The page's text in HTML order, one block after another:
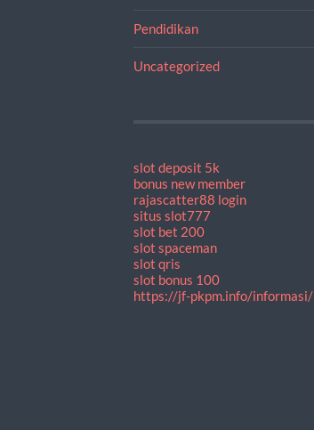
Pendidikan
Uncategorized
slot deposit 5k
bonus new member
rajascatter88 login
situs slot777
slot bet 200
slot spaceman
slot qris
slot bonus 100
https://jf-pkpm.info/informasi/